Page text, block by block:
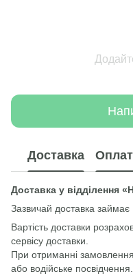
Доставка
Доставка у відділення
Зазвичай доставка займає
Вартість доставки
сервісу доставки.
При отриманні
або водійське